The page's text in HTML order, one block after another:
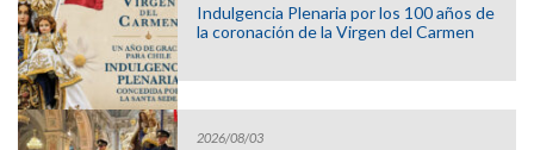
Indulgencia Plenaria por los 100 años de
la coronación de la Virgen del Carmen
2026/08/03